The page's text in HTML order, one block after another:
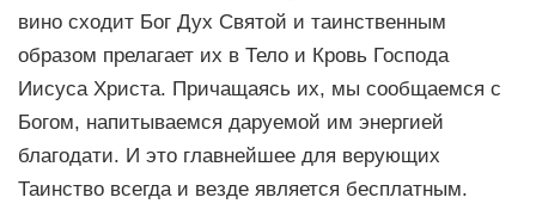
вино сходит Бог Дух Святой и таинственным
образом прелагает их в Тело и Кровь Господа
Иисуса Христа. Причащаясь их, мы сообщаемся с
Богом, напитываемся даруемой им энергией
благодати. И это главнейшее для верующих
Таинство всегда и везде является бесплатным.